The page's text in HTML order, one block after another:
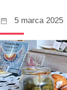
5 marca 2025